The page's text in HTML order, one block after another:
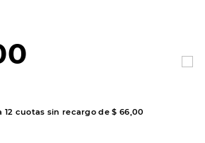
12 cuotas sin recargo de$ 66,00